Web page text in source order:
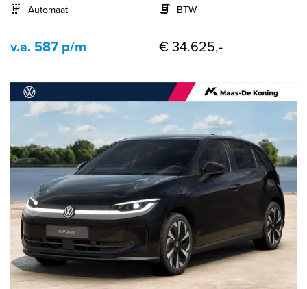
Automaat
BTW
v.a. 587 p/m € 34.625,-